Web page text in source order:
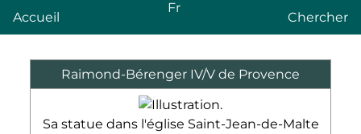
Accueil
Fr
Chercher
Raimond-Bérenger IV/V de Provence
Sa statue dans l'église Saint-Jean-de-Malte